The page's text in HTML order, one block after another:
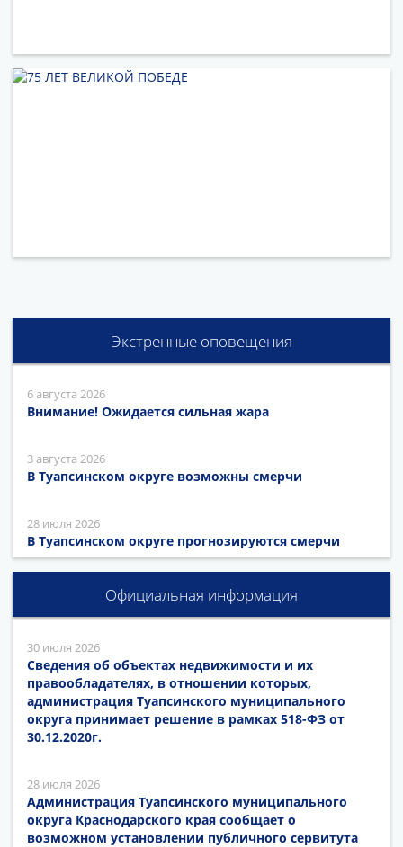
Экстренные оповещения
6 августа 2026
Внимание! Ожидается сильная жара
3 августа 2026
В Туапсинском округе возможны смерчи
28 июля 2026
В Туапсинском округе прогнозируются смерчи
Официальная информация
30 июля 2026
Сведения об объектах недвижимости и их
правообладателях, в отношении которых,
администрация Туапсинского муниципального
округа принимает решение в рамках 518-ФЗ от
30.12.2020г.
28 июля 2026
Администрация Туапсинского муниципального
округа Краснодарского края сообщает о
возможном установлении публичного сервитута